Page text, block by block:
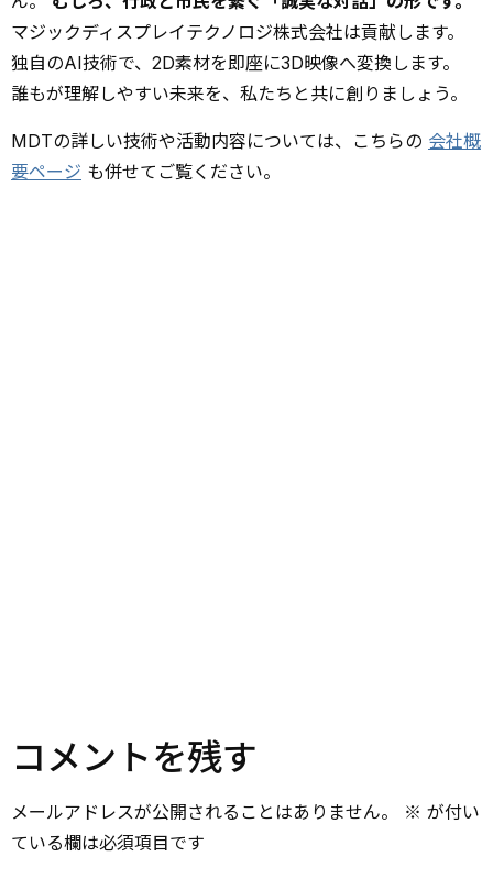
マジックディスプレイテクノロジ株式会社は貢献します。
独自のAI技術で、2D素材を即座に3D映像へ変換します。
誰もが理解しやすい未来を、私たちと共に創りましょう。
MDTの詳しい技術や活動内容については、こちらの 会社概
要ページ も併せてご覧ください。
コメントを残す
メールアドレスが公開されることはありません。 ※ が付い
ている欄は必須項目です